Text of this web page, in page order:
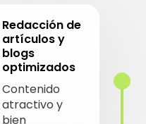
Redacción de
artículos y
blogs
optimizados
Contenido
atractivo y
bien